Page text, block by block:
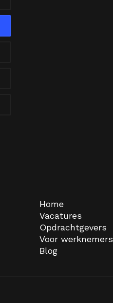
Home
Vacatures
Opdrachtgevers
Voor werknemers
Blog